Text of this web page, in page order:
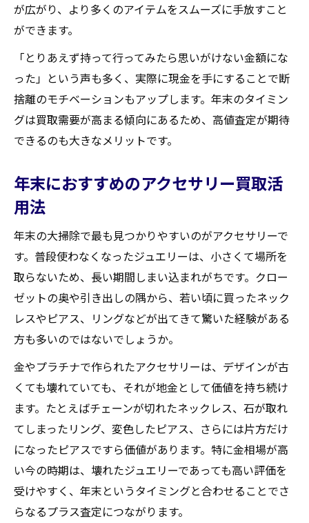
が広がり、より多くのアイテムをスムーズに手放すこと
ができます。
「とりあえず持って行ってみたら思いがけない金額にな
った」という声も多く、実際に現金を手にすることで断
捨離のモチベーションもアップします。年末のタイミン
グは買取需要が高まる傾向にあるため、高値査定が期待
できるのも大きなメリットです。
年末におすすめのアクセサリー買取活
用法
年末の大掃除で最も見つかりやすいのがアクセサリーで
す。普段使わなくなったジュエリーは、小さくて場所を
取らないため、長い期間しまい込まれがちです。クロー
ゼットの奥や引き出しの隅から、若い頃に買ったネック
レスやピアス、リングなどが出てきて驚いた経験がある
方も多いのではないでしょうか。
金やプラチナで作られたアクセサリーは、デザインが古
くても壊れていても、それが地金として価値を持ち続け
ます。たとえばチェーンが切れたネックレス、石が取れ
てしまったリング、変色したピアス、さらには片方だけ
になったピアスですら価値があります。特に金相場が高
い今の時期は、壊れたジュエリーであっても高い評価を
受けやすく、年末というタイミングと合わせることでさ
らなるプラス査定につながります。